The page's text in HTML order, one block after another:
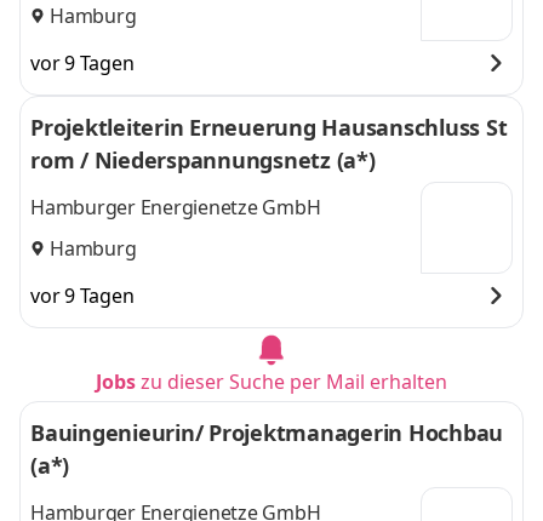
Hamburg
vor 9 Tagen
Projektleiterin Erneuerung Hausanschluss St
rom / Niederspannungsnetz (a*)
Hamburger Energienetze GmbH
Hamburg
vor 9 Tagen
Jobszu dieser Suche per Mail erhalten
Bauingenieurin/ Projektmanagerin Hochbau
(a*)
Hamburger Energienetze GmbH